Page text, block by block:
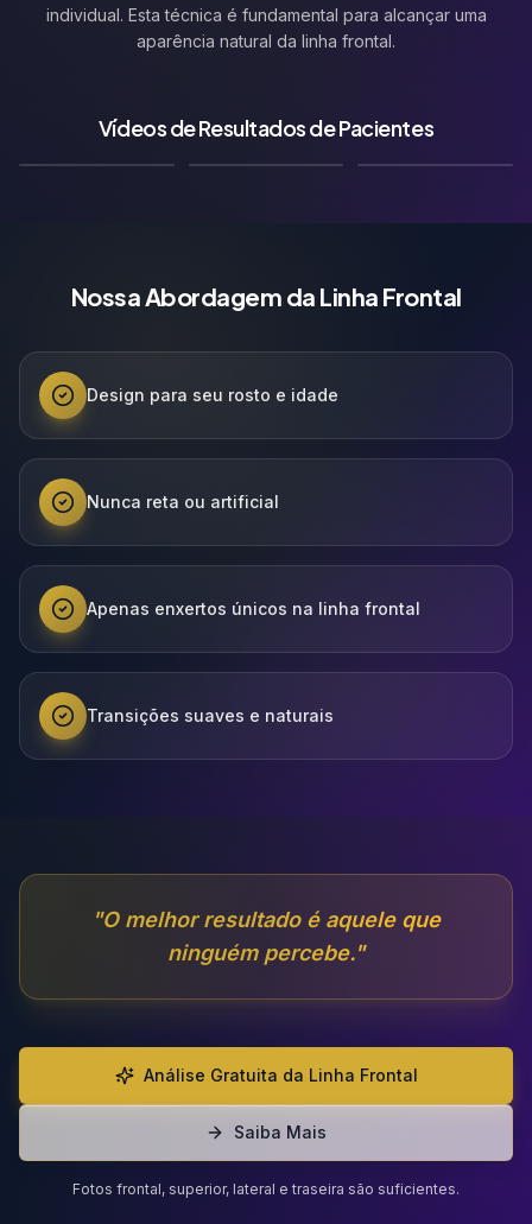
individual. Esta técnica é fundamental para alcançar uma
aparência natural da linha frontal.
Vídeos de Resultados de Pacientes
Vídeo de Resultado 🇩🇪 Vídeo de Resultado 🇫🇷
Nossa Abordagem da Linha Frontal
Design para seu rosto e idade
Nunca reta ou artificial
Apenas enxertos únicos na linha frontal
Transições suaves e naturais
"O melhor resultado é aquele que
ninguém percebe."
Análise Gratuita da Linha Frontal
Saiba Mais
Fotos frontal, superior, lateral e traseira são suficientes.